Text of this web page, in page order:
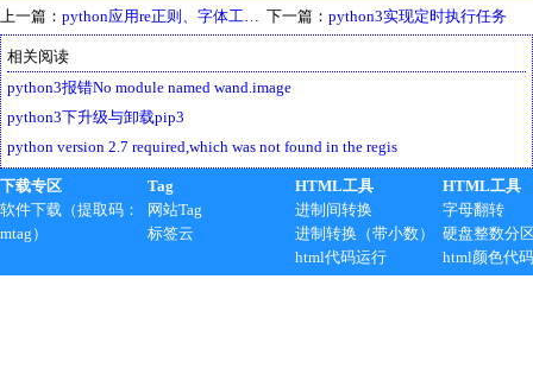
上一篇： python应用re正则、字体工具采集数据，实现字体替换 下一篇： python3实现定时执行任务
相关阅读
python3报错No module named wand.image
python3下升级与卸载pip3
python version 2.7 required,which was not found in the regis
下载专区
软件下载（提取码：
mtag）
Tag
网站Tag
标签云
HTML工具
进制间转换
进制转换（带小数）
html代码运行
HTML工具
字母翻转
硬盘整数分
html颜色代码